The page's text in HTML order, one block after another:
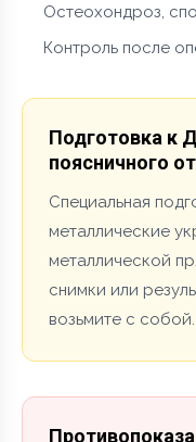
Остеохондроз,
Контроль после
Подготовка к
поясничного
Специальная
металлические
металлической
снимки или
возьмите с собой.